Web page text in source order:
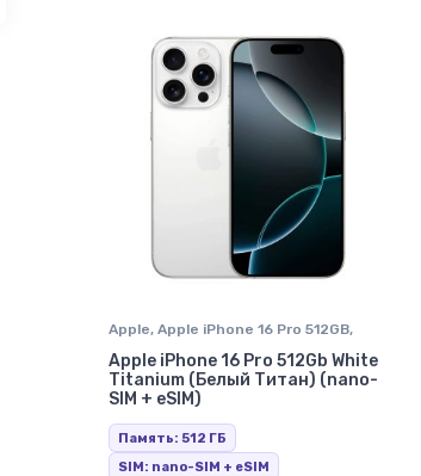
Apple, Apple iPhone 16 Pro 512GB,
iPhone 16 Pro
iPhone в Ставрополе
Apple iPhone 16 Pro 512Gb White
Titanium (Белый Титан) (nano-
SIM + eSIM)
Память: 512 ГБ
SIM: nano-SIM + eSIM